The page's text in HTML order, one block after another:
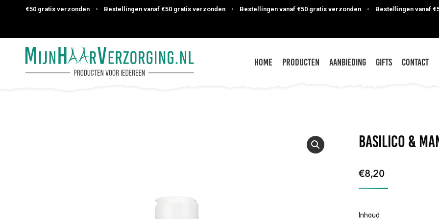
€50 gratis verzonden • Bestellingen vanaf €50 gratis verzonden • Bestellingen vanaf €50 gratis verzonden • Bestellingen vanaf €50
Home Producten Aanbieding Gifts Contact
Basilico &
€8,20
Inhoud